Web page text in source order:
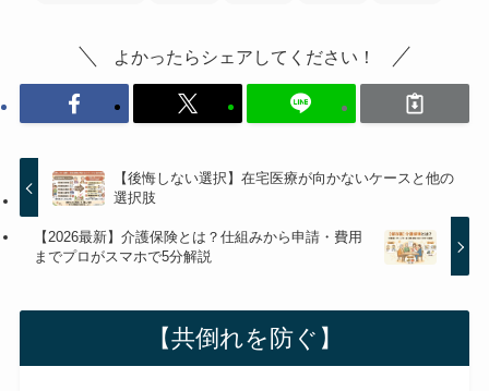
よかったらシェアしてください！
【後悔しない選択】在宅医療が向かないケースと他の
選択肢
【2026最新】介護保険とは？仕組みから申請・費用
までプロがスマホで5分解説
【共倒れを防ぐ】